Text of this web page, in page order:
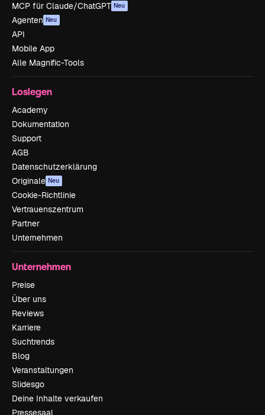
MCP für Claude/ChatGPT Neu
Agenten Neu
API
Mobile App
Alle Magnific-Tools
Loslegen
Academy
Dokumentation
Support
AGB
Datenschutzerklärung
Originale Neu
Cookie-Richtlinie
Vertrauenszentrum
Partner
Unternehmen
Unternehmen
Preise
Über uns
Reviews
Karriere
Suchtrends
Blog
Veranstaltungen
Slidesgo
Deine Inhalte verkaufen
Pressesaal